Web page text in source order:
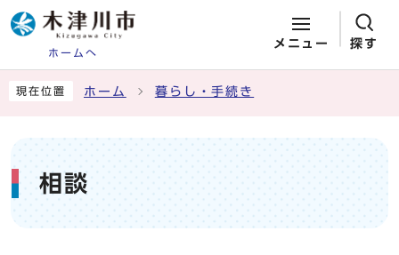
ホームへ
メニュー 探す
現在位置 ホーム 暮らし・手続き
相談